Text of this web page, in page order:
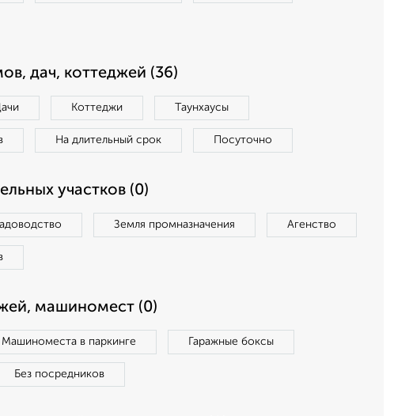
дач, коттеджей (36)
Коттеджи Таунхаусы
На длительный срок Посуточно
участков (0)
Земля промназначения Агенство
машиномест (0)
Машиноместа в паркинге Гаражные боксы
Без посредников